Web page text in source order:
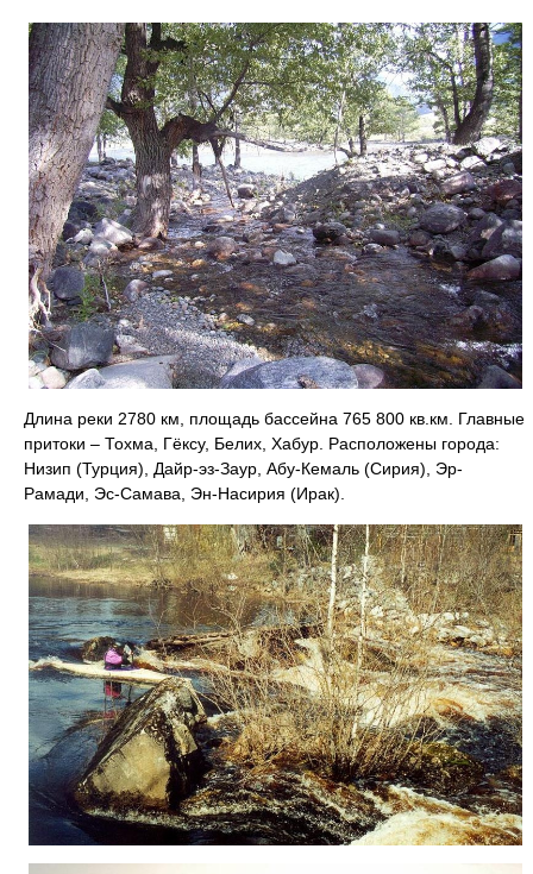
Длина реки 2780 км, площадь бассейна 765 800 кв.км. Главные
притоки – Тохма, Гёксу, Белих, Хабур. Расположены города:
Низип (Турция), Дайр-эз-Заур, Абу-Кемаль (Сирия), Эр-
Рамади, Эс-Самава, Эн-Насирия (Ирак).